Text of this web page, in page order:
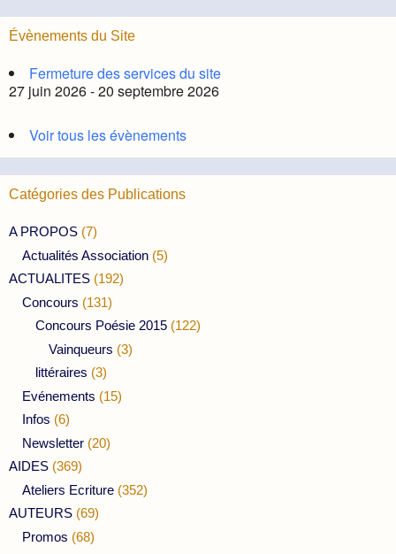
Évènements du Site
Fermeture des services du site
27 juin 2026 - 20 septembre 2026
Voir tous les évènements
Catégories des Publications
A PROPOS (7)
Actualités Association (5)
ACTUALITES (192)
Concours (131)
Concours Poésie 2015 (122)
Vainqueurs (3)
littéraires (3)
Evénements (15)
Infos (6)
Newsletter (20)
AIDES (369)
Ateliers Ecriture (352)
AUTEURS (69)
Promos (68)